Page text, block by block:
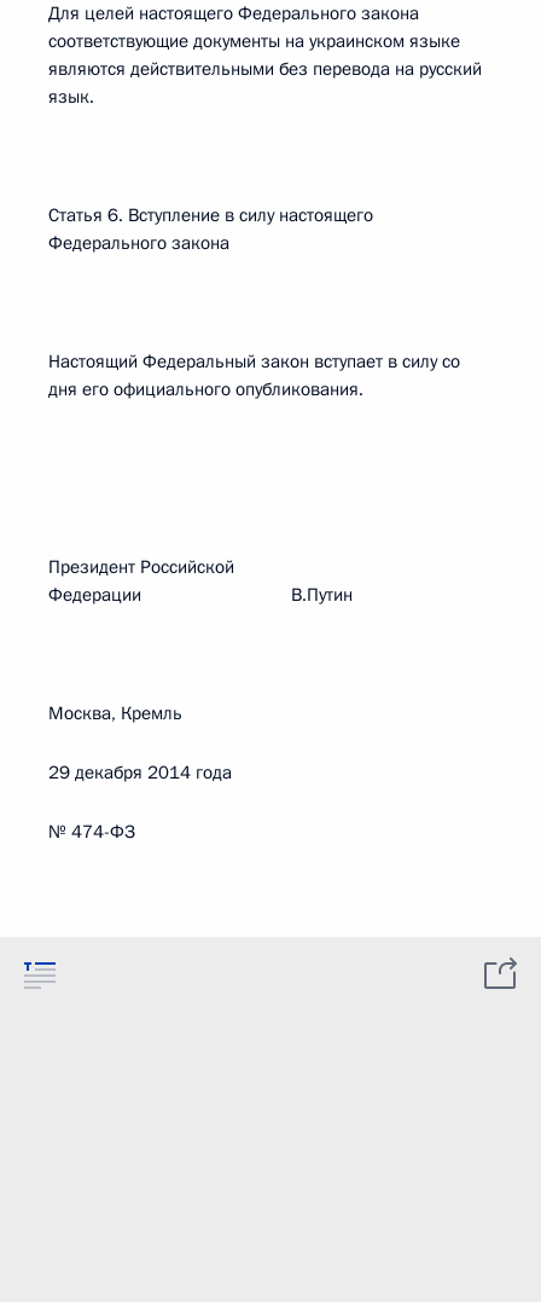
Для целей настоящего Федерального закона
соответствующие документы на украинском языке
являются действительными без перевода на русский
язык.
Статья 6. Вступление в силу настоящего
Федерального закона
Настоящий Федеральный закон вступает в силу со
дня его официального опубликования.
Президент Российской
Федерации В.Путин
Москва, Кремль
29 декабря 2014 года
№ 474-ФЗ